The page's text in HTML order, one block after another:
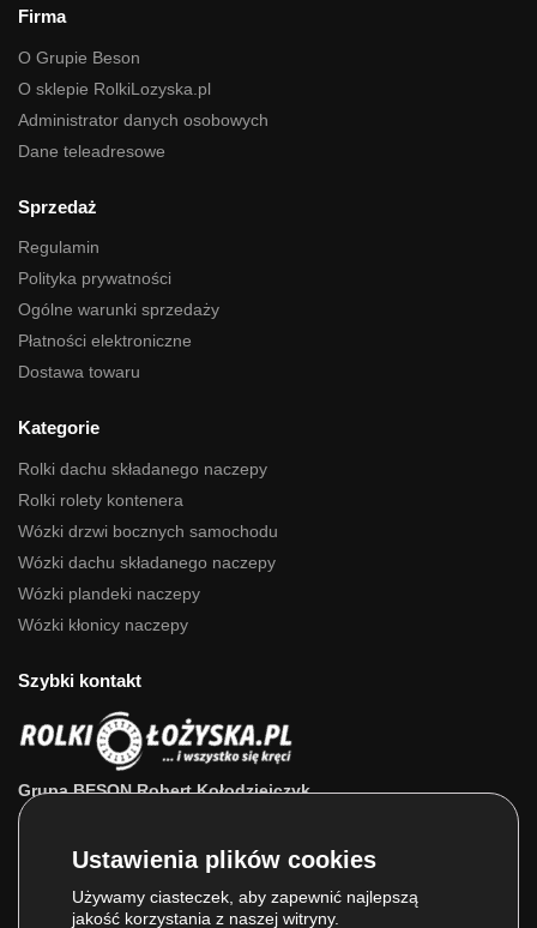
Firma
O Grupie Beson
O sklepie RolkiLozyska.pl
Administrator danych osobowych
Dane teleadresowe
Sprzedaż
Regulamin
Polityka prywatności
Ogólne warunki sprzedaży
Płatności elektroniczne
Dostawa towaru
Kategorie
Rolki dachu składanego naczepy
Rolki rolety kontenera
Wózki drzwi bocznych samochodu
Wózki dachu składanego naczepy
Wózki plandeki naczepy
Wózki kłonicy naczepy
Szybki kontakt
Grupa BESON Robert Kołodziejczyk
ul. Powstańców Wlkp. 63a
Używamy ciasteczek, aby zapewnić najlepszą
jakość korzystania z naszej witryny.